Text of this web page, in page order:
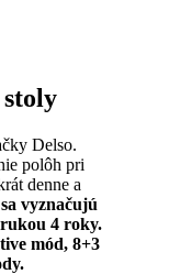
Delso.
polôh pri
denne a
vyznačujú
4 roky.
mód, 8+3